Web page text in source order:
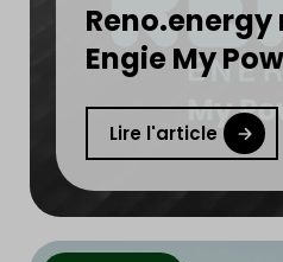
Engie My
Lire l'article